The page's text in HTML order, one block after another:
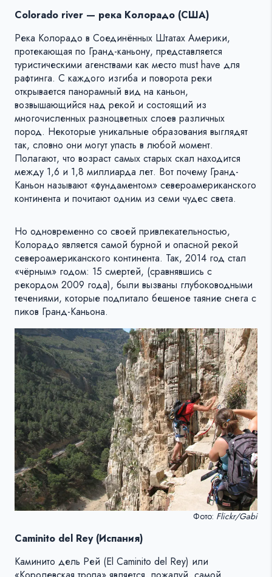
Colorado river — река Колорадо (США)
Река Колорадо в Соединённых Штатах Америки,
протекающая по Гранд-каньону, представляется
туристическими агенствами как место must have для
рафтинга. С каждого изгиба и поворота реки
открывается панорамный вид на каньон,
возвышающийся над рекой и состоящий из
многочисленных разноцветных слоев различных
пород. Некоторые уникальные образования выглядят
так, словно они могут упасть в любой момент.
Полагают, что возраст самых старых скал находится
между 1,6 и 1,8 миллиарда лет. Вот почему Гранд-
Каньон называют «фундаментом» североамериканского
континента и почитают одним из семи чудес света.
Но одновременно со своей привлекательностью,
Колорадо является самой бурной и опасной рекой
североамериканского континента. Так, 2014 год стал
«чёрным» годом: 15 смертей, (сравнявшись с
рекордом 2009 года), были вызваны глубоководными
течениями, которые подпитало бешеное таяние снега с
пиков Гранд-Каньона.
Фото: Flickr/Gabi
Caminito del Rey (Испания)
Каминито дель Рей (El Caminito del Rey) или